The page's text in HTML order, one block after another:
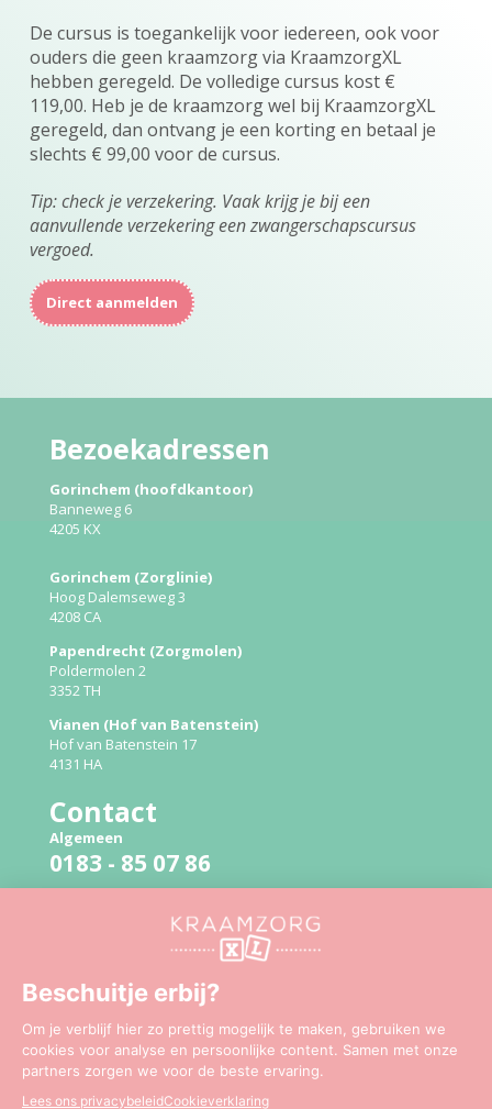
De cursus is toegankelijk voor iedereen, ook voor
ouders die geen kraamzorg via KraamzorgXL
hebben geregeld. De volledige cursus kost €
119,00. Heb je de kraamzorg wel bij KraamzorgXL
geregeld, dan ontvang je een korting en betaal je
slechts € 99,00 voor de cursus.
Tip: check je verzekering. Vaak krijg je bij een
aanvullende verzekering een zwangerschapscursus
vergoed.
Direct aanmelden
Bezoekadressen
Gorinchem (hoofdkantoor)
Banneweg 6
4205 KX
Gorinchem (Zorglinie)
Hoog Dalemseweg 3
4208 CA
Papendrecht (Zorgmolen)
Poldermolen 2
3352 TH
Vianen (Hof van Batenstein)
Hof van Batenstein 17
4131 HA
Contact
Algemeen
0183 - 85 07 86
06 - 51 41 94 79
Mail:info@kraamzorgxl.nl